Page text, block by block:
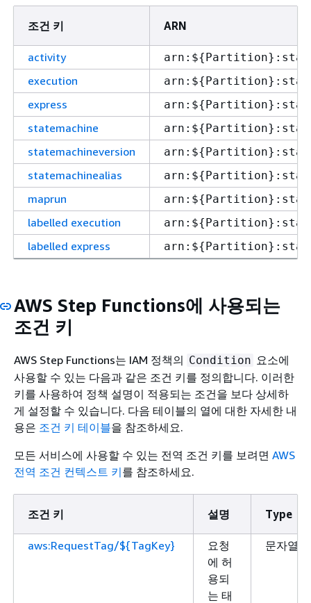
조건 키 ARN
activity arn:${
execution arn:${
express arn:${
statemachine arn:${
statemachineversion arn:${
statemachinealias arn:${
maprun arn:${
labelled execution arn:${
labelled express arn:${
AWS Step Functions에 사용되는
조건 키
AWS Step Functions는 IAM 정책의 Condition 요소에
사용할 수 있는 다음과 같은 조건 키를 정의합니다. 이러한
키를 사용하여 정책 설명이 적용되는 조건을 보다 상세하
게 설정할 수 있습니다. 다음 테이블의 열에 대한 자세한 내
용은 조건 키 테이블을 참조하세요.
모든 서비스에 사용할 수 있는 전역 조건 키를 보려면 AWS
전역 조건 컨텍스트 키를 참조하세요.
조건 키 설명 Type
aws:RequestTag/${TagKey}
요청
에 허
용되
는 태
문자열